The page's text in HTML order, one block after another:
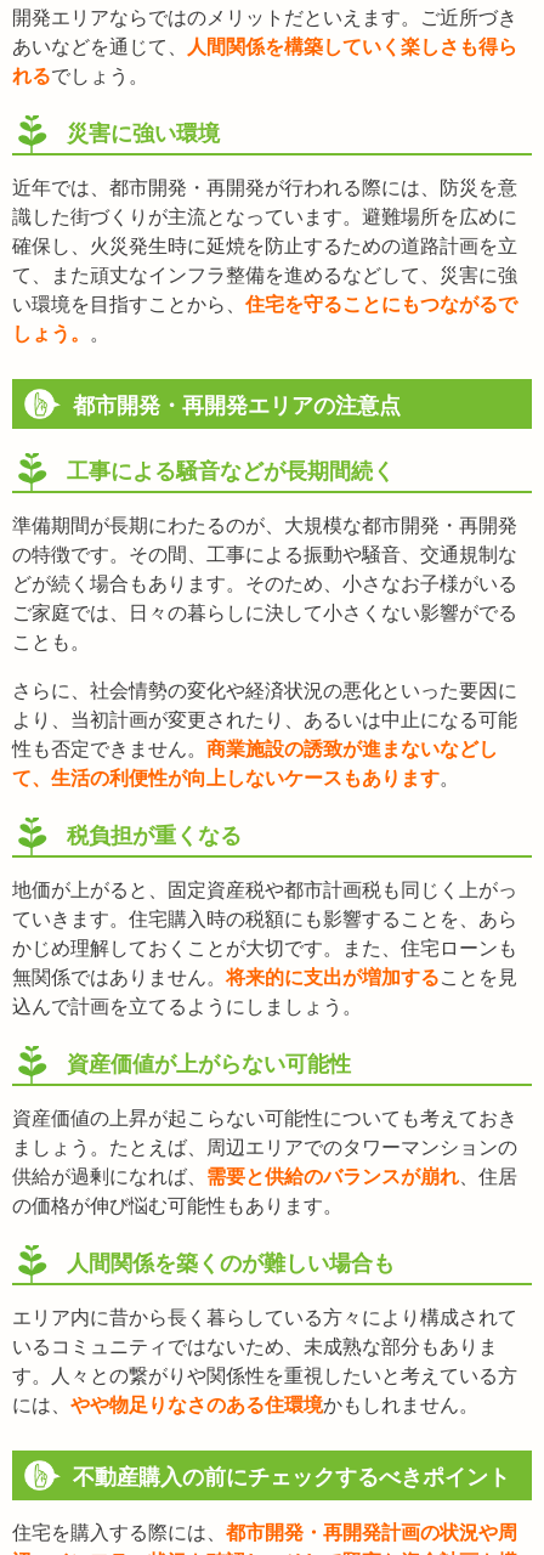
開発エリアならではのメリットだといえます。ご近所づき
あいなどを通じて、
人間関係を構築していく楽しさも得ら
れるでしょう。
災害に強い環境
近年では、都市開発・再開発が行われる際には、防災を意
識した街づくりが主流となっています。避難場所を広めに
確保し、火災発生時に延焼を防止するための道路計画を立
て、また頑丈なインフラ整備を進めるなどして、災害に強
い環境を目指すことから、 住宅を守ることにもつながるで
しょう。
。
都市開発・再開発エリアの注意点
工事による騒音などが長期間続く
準備期間が長期にわたるのが、大規模な都市開発・再開発
の特徴です。その間、工事による振動や騒音、交通規制な
どが続く場合もあります。そのため、小さなお子様がいる
ご家庭では、日々の暮らしに決して小さくない影響がでる
ことも。
さらに、社会情勢の変化や経済状況の悪化といった要因に
より、当初計画が変更されたり、あるいは中止になる可能
性も否定できません。 商業施設の誘致が進まないなどし
て、生活の利便性が向上しないケースもあります。
税負担が重くなる
地価が上がると、固定資産税や都市計画税も同じく上がっ
ていきます。住宅購入時の税額にも影響することを、あら
かじめ理解しておくことが大切です。また、住宅ローンも
無関係ではありません。将来的に支出が増加することを見
込んで計画を立てるようにしましょう。
資産価値が上がらない可能性
資産価値の上昇が起こらない可能性についても考えておき
ましょう。たとえば、周辺エリアでのタワーマンションの
供給が過剰になれば、 需要と供給のバランスが崩れ 、住居
の価格が伸び悩む可能性もあります。
人間関係を築くのが難しい場合も
エリア内に昔から長く暮らしている方々により構成されて
いるコミュニティではないため、未成熟な部分もありま
す。人々との繋がりや関係性を重視したいと考えている方
には、 やや物足りなさのある住環境かもしれません。
不動産購入の前にチェックするべきポイント
住宅を購入する際には、 都市開発・再開発計画の状況や周